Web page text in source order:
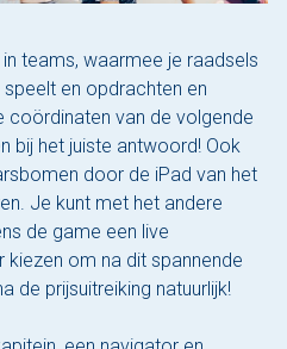
teams, waarmee je raadsels
en opdrachten en
van de volgende
bij het juiste antwoord! Ook
door de iPad van het
Je kunt met het andere
de game een live
om na dit spannende
de prijsuitreiking natuurlijk!